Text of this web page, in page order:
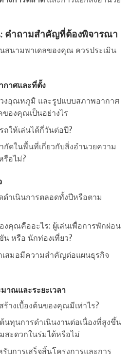
คำถามสำคัญที่ต้องพิจารณา
สนามพาเดลของคุณ ควรประเมิน
กาศและที่ตั้ง
งอุณหภูมิ และรูปแบบสภาพอากาศ
องคุณเป็นอย่างไร
ถให้เล่นได้กี่วันต่อปี?
กัดในพื้นที่เกี่ยวกับสิ่งอำนวยความ
รือไม่?
ดำเนินการตลอดทั้งปีหรือตาม
งคุณคืออะไร: ผู้เล่นเพื่อการพักผ่อน
หรือ นักท่องเที่ยว?
เสมอมีความสำคัญต่อแผนธุรกิจ
าณและระยะเวลา
างเบื้องต้นของคุณมีเท่าไร?
ทุนการดำเนินงานต่อเนื่องที่สูงขึ้น
สะดวกในร่มได้หรือไม่
บการเสร็จสิ้นโครงการและการ